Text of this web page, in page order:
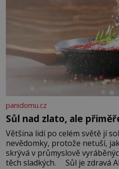
panidomu.cz
Sůl nad zlato, ale
Většina lidí po celém světě jí
nevědomky, protože netuší,
skrývá v průmyslově
těch sladkých. Sůl je zdravá